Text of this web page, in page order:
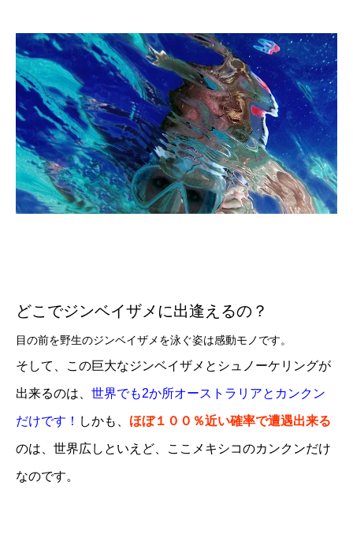
どこでジンベイザメに出逢えるの？
目の前を野生のジンベイザメを泳ぐ姿は感動モノです。
そして、この巨大なジンベイザメとシュノーケリングが
出来るのは、 世界でも2か所オーストラリアとカンクン
だけです！ しかも、 ほぼ１００％近い確率で遭遇出来る
のは、世界広しといえど、ここメキシコのカンクンだけ
なのです。